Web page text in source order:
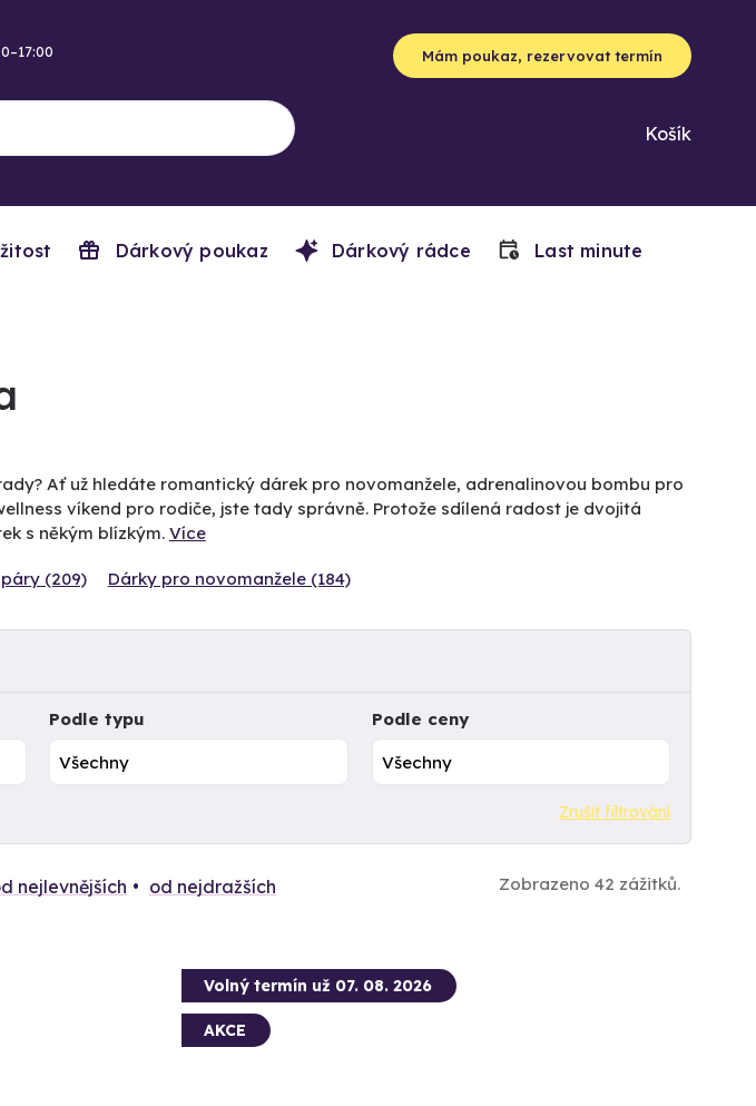
Mám poukaz, rezervovat termín
Košík
Dárkový poukaz Dárkový rádce Last minute
Ať už hledáte romantický dárek pro novomanžele, adrenalinovou bombu pro
víkend pro rodiče, jste tady správně. Protože sdílená radost je dvojitá
s někým blízkým. Více
(209) Dárky pro novomanžele (184)
Podle typu Podle ceny
Zrušit filtrování
nejlevnějších od nejdražších Zobrazeno 42 zážitků.
Volný termín už 07. 08. 2026
AKCE